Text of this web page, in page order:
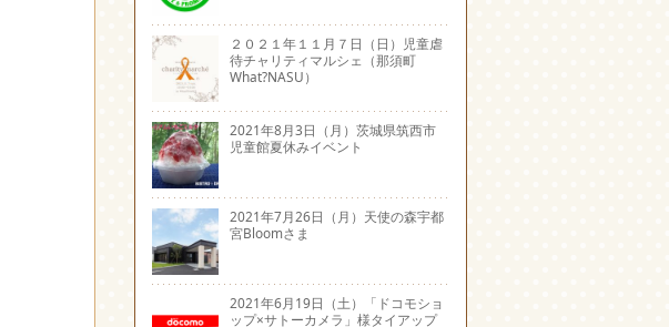
２０２１年１１月７日（日）児童虐
待チャリティマルシェ（那須町
What?NASU）
2021年8月3日（月）茨城県筑西市
児童館夏休みイベント
2021年7月26日（月）天使の森宇都
宮Bloomさま
2021年6月19日（土）「ドコモショ
ップ×サトーカメラ」様タイアップ